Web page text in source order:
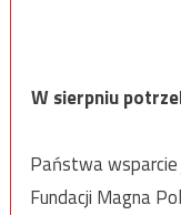
W sierpniu
Państwa
Fundacji Magna